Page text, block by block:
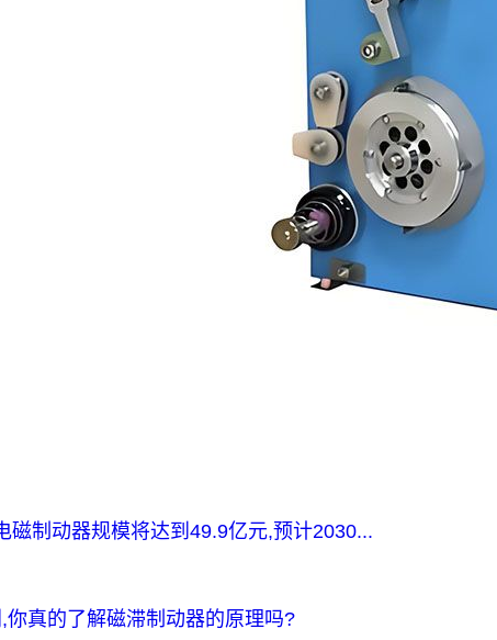
磁制动器规模将达到49.9亿元,预计2030...
真的了解磁滞制动器的原理吗?